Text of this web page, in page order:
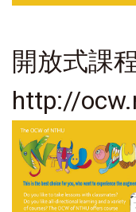
開放式課
http://